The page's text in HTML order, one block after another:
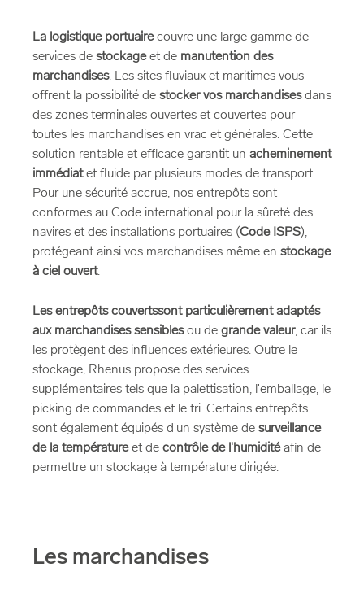
La logistique portuairecouvre une large gamme de
services de stockageet de manutention des
marchandises. Les sites fluviaux et maritimes vous
offrent la possibilité de stocker vos marchandisesdans
des zones terminales ouvertes et couvertes pour
toutes les marchandises en vrac et générales. Cette
solution rentable et efficace garantit un acheminement
immédiatet fluide par plusieurs modes de transport.
Pour une sécurité accrue, nos entrepôts sont
conformes au Code international pour la sûreté des
navires et des installations portuaires (Code ISPS),
protégeant ainsi vos marchandises même en stockage
à ciel ouvert.
Les entrepôts couvertssont particulièrement adaptés
aux marchandises sensiblesou de grande valeur, car ils
les protègent des influences extérieures. Outre le
stockage, Rhenus propose des services
supplémentaires tels que la palettisation, l'emballage, le
picking de commandes et le tri. Certains entrepôts
sont également équipés d'un système de surveillance
de la températureet de contrôle de l'humiditéafin de
permettre un stockage à température dirigée.
Les marchandises